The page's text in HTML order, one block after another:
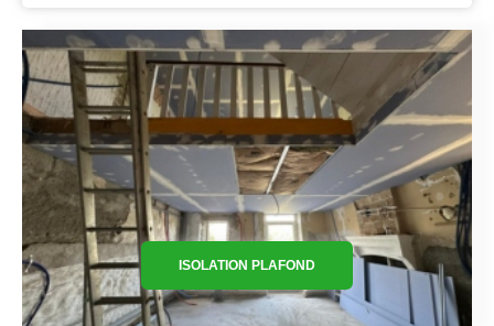
ISOLATION PLAFOND